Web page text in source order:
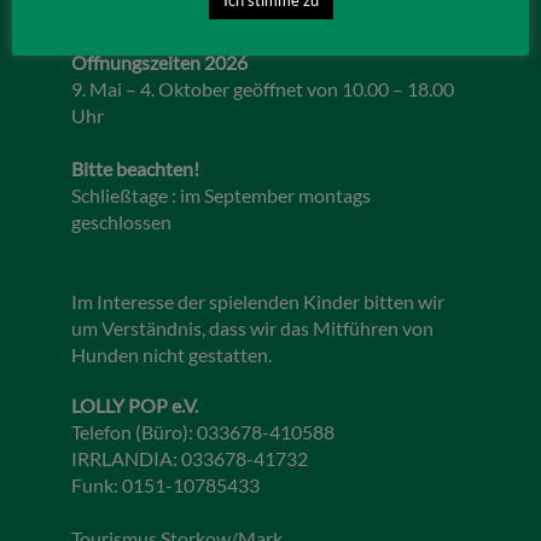
Öffnungszeiten 2026
9. Mai – 4. Oktober geöffnet von 10.00 – 18.00
Uhr
Bitte beachten!
Schließtage : im September montags
geschlossen
Im Interesse der spielenden Kinder bitten wir
um Verständnis, dass wir das Mitführen von
Hunden nicht gestatten.
LOLLY POP e.V.
Telefon (Büro): 033678-410588
IRRLANDIA: 033678-41732
Funk: 0151-10785433